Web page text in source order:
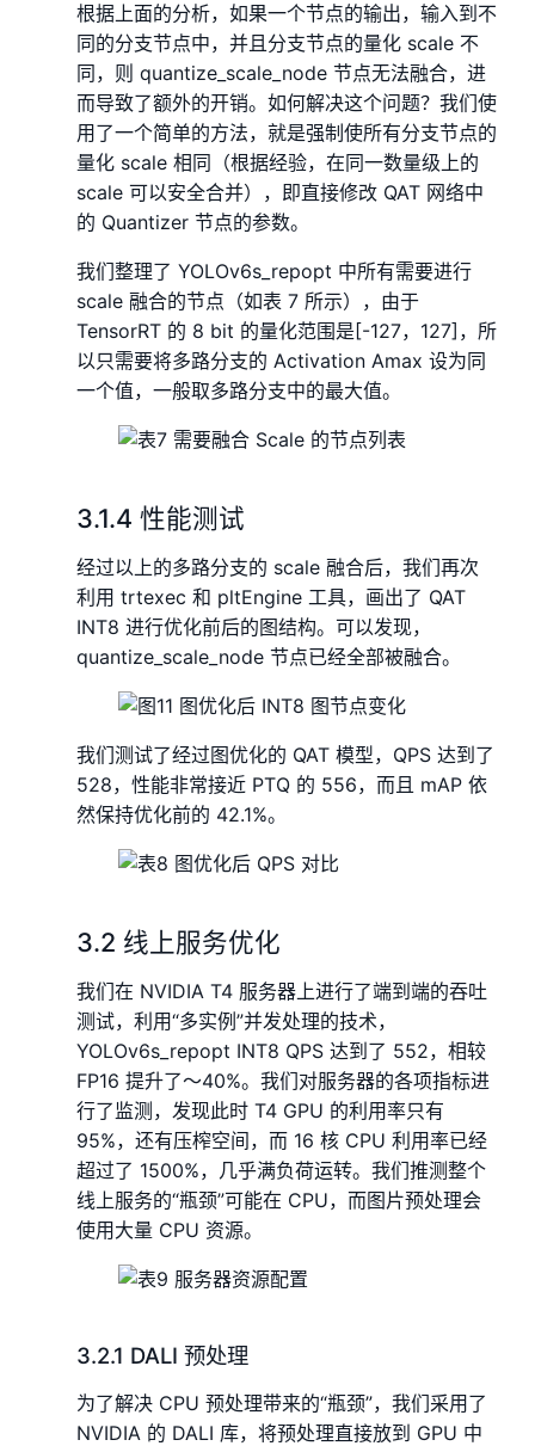
根据上面的分析，如果一个节点的输出，输入到不
同的分支节点中，并且分支节点的量化 scale 不
同，则 quantize_scale_node 节点无法融合，进
而导致了额外的开销。如何解决这个问题？我们使
用了一个简单的方法，就是强制使所有分支节点的
量化 scale 相同（根据经验，在同一数量级上的
scale 可以安全合并），即直接修改 QAT 网络中
的 Quantizer 节点的参数。
我们整理了 YOLOv6s_repopt 中所有需要进行
scale 融合的节点（如表 7 所示），由于
TensorRT 的 8 bit 的量化范围是[-127，127]，所
以只需要将多路分支的 Activation Amax 设为同
一个值，一般取多路分支中的最大值。
3.1.4 性能测试
经过以上的多路分支的 scale 融合后，我们再次
利用 trtexec 和 pltEngine 工具，画出了 QAT
INT8 进行优化前后的图结构。可以发现，
quantize_scale_node 节点已经全部被融合。
我们测试了经过图优化的 QAT 模型，QPS 达到了
528，性能非常接近 PTQ 的 556，而且 mAP 依
然保持优化前的 42.1%。
3.2 线上服务优化
我们在 NVIDIA T4 服务器上进行了端到端的吞吐
测试，利用“多实例”并发处理的技术，
YOLOv6s_repopt INT8 QPS 达到了 552，相较
FP16 提升了～40%。我们对服务器的各项指标进
行了监测，发现此时 T4 GPU 的利用率只有
95%，还有压榨空间，而 16 核 CPU 利用率已经
超过了 1500%，几乎满负荷运转。我们推测整个
线上服务的“瓶颈”可能在 CPU，而图片预处理会
使用大量 CPU 资源。
3.2.1 DALI 预处理
为了解决 CPU 预处理带来的“瓶颈”，我们采用了
NVIDIA 的 DALI 库，将预处理直接放到 GPU 中